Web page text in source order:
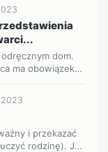
dom.
ma obowiązek
i przekazać
rodzinę). Jak